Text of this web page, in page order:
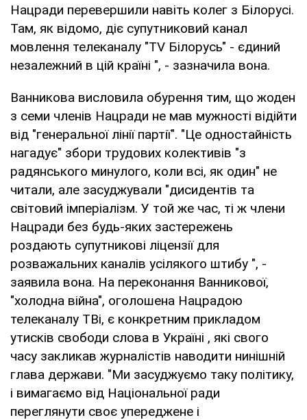
Нацради перевершили навіть колег з Білорусі.
Там, як відомо, діє супутниковий канал
мовлення телеканалу "TV Білорусь" - єдиний
незалежний в цій країні ", - зазначила вона.
Ванникова висловила обурення тим, що жоден
з семи членів Нацради не мав мужності відійти
від "генеральної лінії партії". "Це одностайність
нагадує" збори трудових колективів "з
радянського минулого, коли всі, як один" не
читали, але засуджували "дисидентів та
світовий імперіалізм. У той же час, ті ж члени
Нацради без будь-яких застережень
роздають супутникові ліцензії для
розважальних каналів усілякого штибу ", -
заявила вона. На переконання Ванникової,
"холодна війна", оголошена Нацрадою
телеканалу ТВі, є конкретним прикладом
утисків свободи слова в Україні , які свого
часу закликав журналістів наводити нинішній
глава держави. "Ми засуджуємо таку політику,
і вимагаємо від Національної ради
переглянути своє упереджене і